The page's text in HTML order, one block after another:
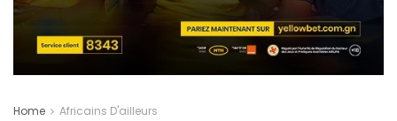
Home Africains D'ailleurs